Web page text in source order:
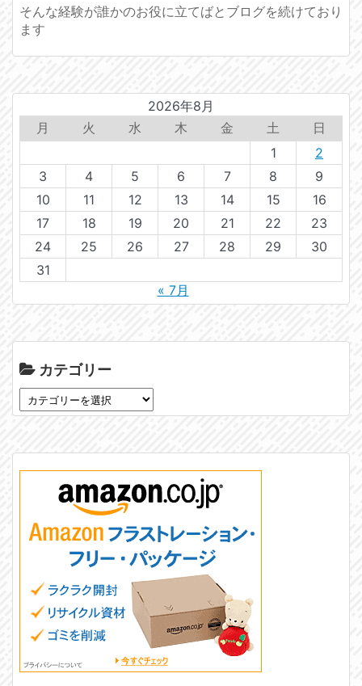
そんな経験が誰かのお役に立てばとブログを続けており
ます
2026年8月
月
火 水 木 金 土
日
1
2
3
4 5 6 7 8
9
10
11 12 13 14 15
16
17
18 19 20 21 22
23
24
25 26 27 28 29
30
31
« 7月
カテゴリー